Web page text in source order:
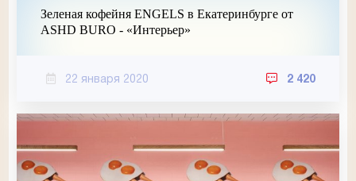
Зеленая кофейня ENGELS в Екатеринбурге от
ASHD BURO - «Интерьер»
22 января 2020 2 420